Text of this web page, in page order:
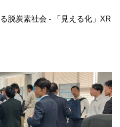
脱炭素社会 - 「見える化」XR